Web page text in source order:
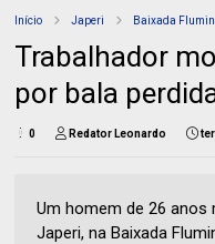
Início Japeri Baixada
Trabalhador
por bala
0 Redator Leonardo
Um homem de 26
Japeri, na Baixada